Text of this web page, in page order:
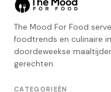
The Mood For Food
foodtrends en culinaire
doordeweekse
gerechten.
CATEGORIEËN